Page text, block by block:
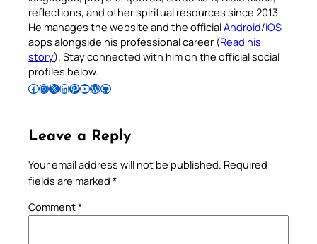
reflections, and other spiritual resources since 2013.
He manages the website and the officialAndroid/iOS
apps alongside his professional career (Read his
story). Stay connected with him on the official social
profiles below.
Follow Pradeep on Facebook Follow Pradeep on InstagramFollow Pradeep on X Follow Pradeep on LinkedIn Follow Pradeep on Pinterest Subscribe to Pradeep’s Youtube Channel Follow Pradeep on WordPress Follow Pradeep on GitHub
Leave a Reply
Your email address will not be published. Required
fields are marked *
Comment*